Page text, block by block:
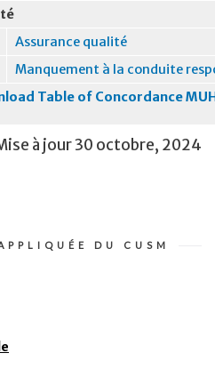
Assurance qualité
Manquement à la conduite
Table of Concordance
à jour 30 octobre, 2024
DU CUSM